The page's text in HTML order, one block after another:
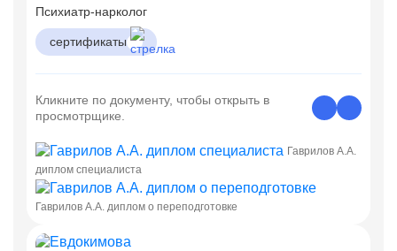
Психиатр-нарколог
сертификаты
Кликните по документу, чтобы открыть в
просмотрщике.
Гаврилов А.А.
диплом специалиста
Гаврилов А.А. диплом о переподготовке